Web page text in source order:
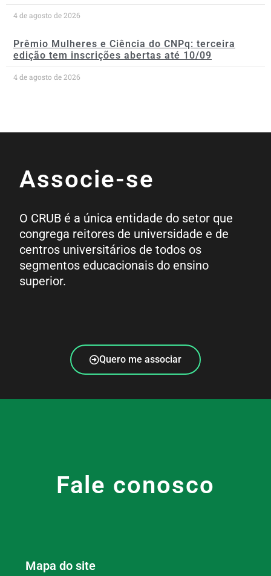
4 de agosto de 2026
Prêmio Mulheres e Ciência do CNPq: terceira
edição tem inscrições abertas até 10/09
4 de agosto de 2026
Associe-se
O CRUB é a única entidade do setor que
congrega reitores de universidade e de
centros universitários de todos os
segmentos educacionais do ensino
superior.
Quero me associar
Fale conosco
Mapa do site